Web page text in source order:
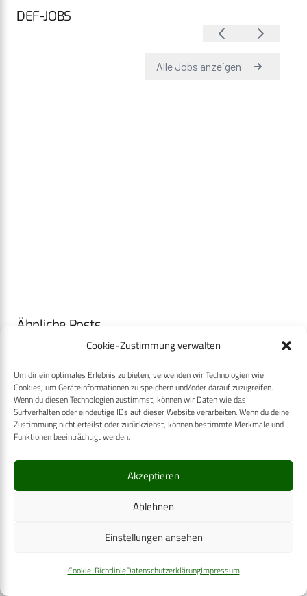
Cookie-Zustimmung verwalten
Um dir ein optimales Erlebnis zu bieten, verwenden wir Technologien wie
Cookies, um Geräteinformationen zu speichern und/oder darauf zuzugreifen.
Wenn du diesen Technologien zustimmst, können wir Daten wie das
Surfverhalten oder eindeutige IDs auf dieser Website verarbeiten. Wenn du deine
Zustimmung nicht erteilst oder zurückziehst, können bestimmte Merkmale und
Funktionen beeinträchtigt werden.
Akzeptieren
Ablehnen
Einstellungen ansehen
Cookie-RichtlinieDatenschutzerklärungImpressum
DEF-JOBS
Ähnliche Posts
Infektionskrankheiten